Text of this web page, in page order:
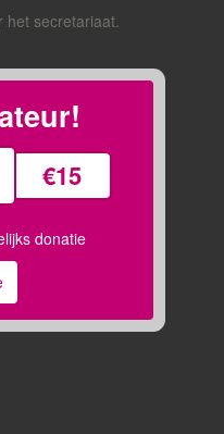
het secretariaat.
€15
donatie